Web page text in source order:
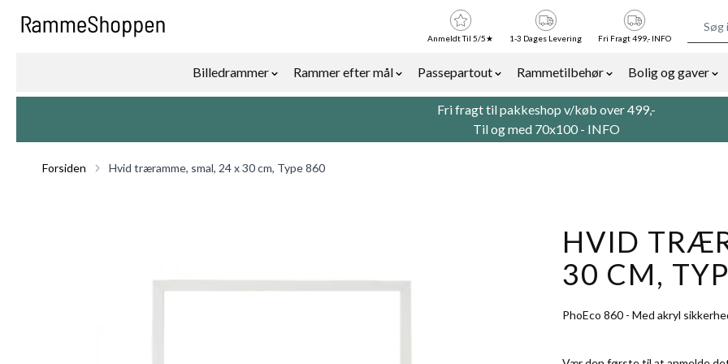
Billedrammer
Rammer efter mål
Passepartout
Rammetilbehør
Bolig og gaver
Anmeldt Til 5/5★ 1-3 Dages Levering Fri Fragt 499,- INFO
Fri fragt til pakkeshop v/køb over 499,-
Til og med 70x100 - INFO
Forsiden Hvid træramme, smal, 24 x 30 cm, Type 860
HVID
30 CM,
PhoEco 860 - Med akryl